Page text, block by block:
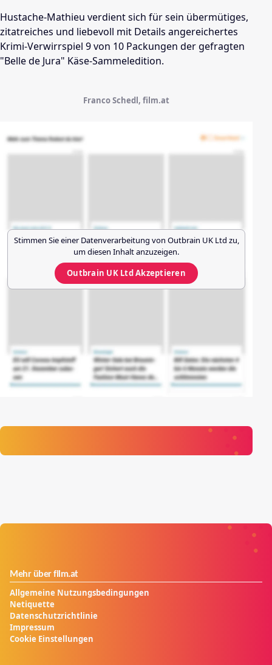
Hustache-Mathieu verdient sich für sein übermütiges,
zitatreiches und liebevoll mit Details angereichertes
Krimi-Verwirrspiel 9 von 10 Packungen der gefragten
"Belle de Jura" Käse-Sammeledition.
Franco Schedl, film.at
Stimmen Sie einer Datenverarbeitung von Outbrain UK Ltd zu,
um diesen Inhalt anzuzeigen.
Outbrain UK LtdAkzeptieren
Mehr über film.at
Allgemeine Nutzungsbedingungen
Netiquette
Datenschutzrichtlinie
Impressum
Cookie Einstellungen